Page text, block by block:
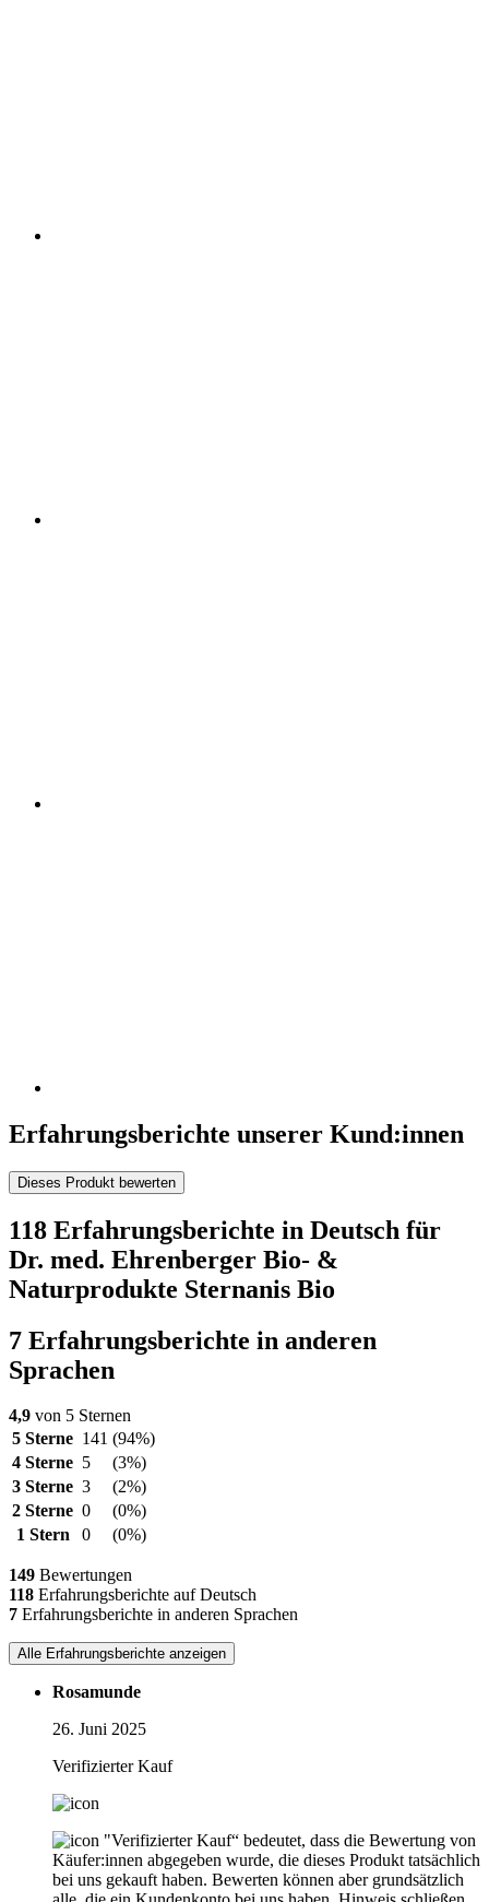
Erfahrungsberichte unserer Kund:innen
Dieses Produkt bewerten
118 Erfahrungsberichte in Deutsch für
Dr. med. Ehrenberger Bio- &
Naturprodukte Sternanis Bio
7 Erfahrungsberichte in anderen
Sprachen
4,9 von 5 Sternen
5 Sterne 141 (94%)
4 Sterne 5
(3%)
3 Sterne 3
(2%)
2 Sterne 0
(0%)
1 Stern
0 (0%)
149 Bewertungen
118 Erfahrungsberichte auf Deutsch
7 Erfahrungsberichte in anderen Sprachen
Alle Erfahrungsberichte anzeigen
Rosamunde
26. Juni 2025
Verifizierter Kauf
"Verifizierter Kauf“ bedeutet, dass die Bewertung von
Käufer:innen abgegeben wurde, die dieses Produkt tatsächlich
bei uns gekauft haben. Bewerten können aber grundsätzlich